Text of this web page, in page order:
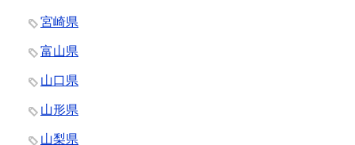
宮崎県
富山県
山口県
山形県
山梨県